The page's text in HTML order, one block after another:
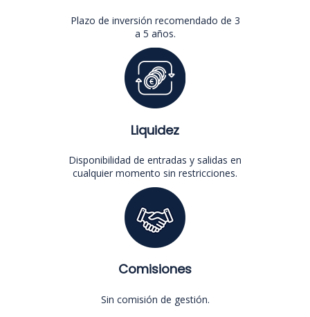
Plazo de inversión recomendado de 3
a 5 años.
Liquidez
Disponibilidad de entradas y salidas en
cualquier momento sin restricciones.
Comisiones
Sin comisión de gestión.